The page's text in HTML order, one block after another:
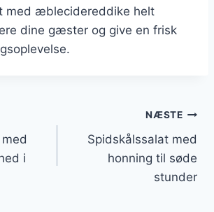
med æblecidereddike helt
dine gæster og give en frisk
i
NÆSTE
Spidskålssalat med
honning til søde
stunder